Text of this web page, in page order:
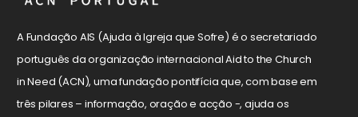
A Fundação AIS (Ajuda à Igreja que Sofre) é o secretariado
português da organização internacional Aid to the Church
in Need (ACN), uma fundação pontifícia que, com base em
três pilares – informação, oração e acção -, ajuda os